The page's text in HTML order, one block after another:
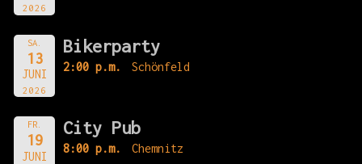
2026
SA.
13
JUNI
2026
Bikerparty
2:00 p.m. Schönfeld
FR.
19
JUNI
City Pub
8:00 p.m. Chemnitz